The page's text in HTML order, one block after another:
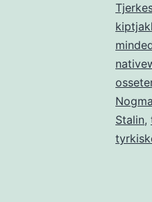
Nogma
Stalin,